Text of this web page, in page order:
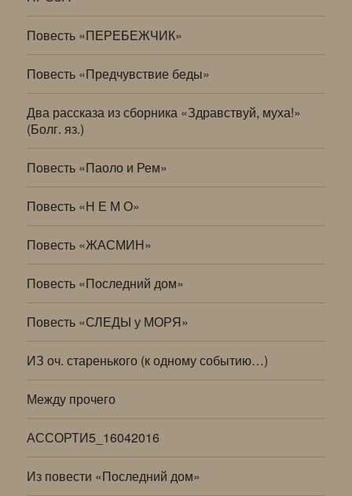
Повесть «ПЕРЕБЕЖЧИК»
Повесть «Предчувствие беды»
Два рассказа из сборника «Здравствуй, муха!»
(Болг. яз.)
Повесть «Паоло и Рем»
Повесть «Н Е М О»
Повесть «ЖАСМИН»
Повесть «Последний дом»
Повесть «СЛЕДЫ у МОРЯ»
ИЗ оч. старенького (к одному событию…)
Между прочего
АССОРТИ5_16042016
Из повести «Последний дом»